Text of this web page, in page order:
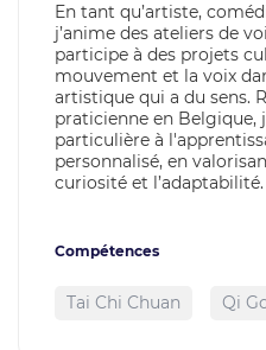
En tant qu’artiste,
j’anime des ateliers de
participe à des projets
mouvement et la voix
artistique qui a du sens.
praticienne en Belgique,
particulière à
personnalisé, en
curiosité et l’adaptabilité.
Compétences
Tai Chi Chuan Qi